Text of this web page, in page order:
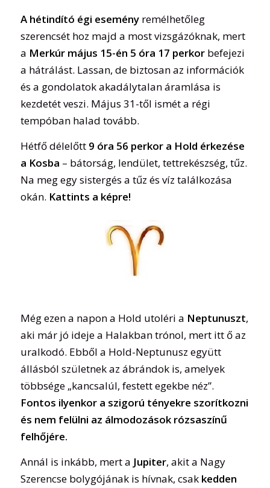
A hétindító égi eseményremélhetőleg
szerencsét hoz majd a most vizsgázóknak, mert
a Merkúr május 15-én 5 óra 17 perkorbefejezi
a hátrálást. Lassan, de biztosan az információk
és a gondolatok akadálytalan áramlása is
kezdetét veszi. Május 31-től ismét a régi
tempóban halad tovább.
Hétfő délelőtt9 óra 56 perkor a Hold érkezése
a Kosba – bátorság, lendület, tettrekészség, tűz.
Na meg egy sistergés a tűz és víz találkozása
okán. Kattints a képre!
Még ezen a napon a Hold utoléri a Neptunuszt,
aki már jó ideje a Halakban trónol, mert itt ő az
uralkodó. Ebből a Hold-Neptunusz együtt
állásból születnek az ábrándok is, amelyek
többsége „kancsalúl, festett egekbe néz”.
Fontos ilyenkor a szigorú tényekre szorítkozni
és nem felülni az álmodozások rózsaszínű
felhőjére.
Annál is inkább, mert a Jupiter, akit a Nagy
Szerencse bolygójának is hívnak, csak kedden